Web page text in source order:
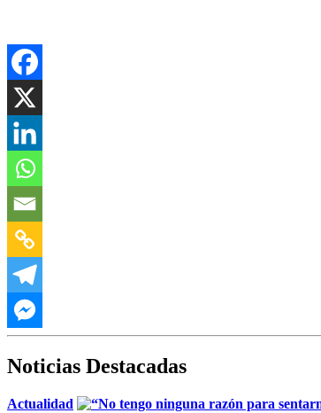
Noticias Destacadas
Actualidad